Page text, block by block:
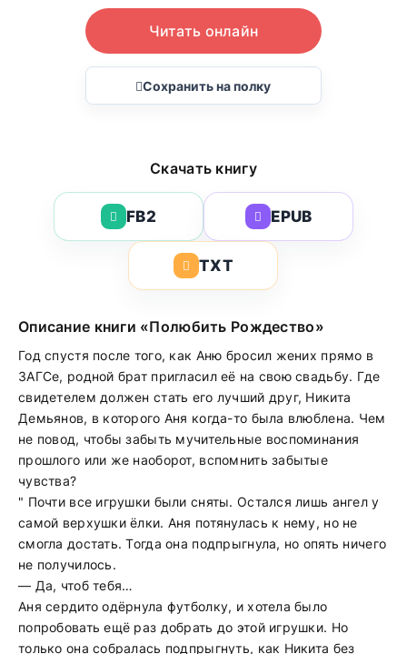
Читать онлайн
Сохранить на полку
Скачать книгу
FB2 EPUB
TXT
Описание книги «Полюбить Рождество»
Год спустя после того, как Аню бросил жених прямо в
ЗАГСе, родной брат пригласил её на свою свадьбу. Где
свидетелем должен стать его лучший друг, Никита
Демьянов, в которого Аня когда-то была влюблена. Чем
не повод, чтобы забыть мучительные воспоминания
прошлого или же наоборот, вспомнить забытые
чувства?
" Почти все игрушки были сняты. Остался лишь ангел у
самой верхушки ёлки. Аня потянулась к нему, но не
смогла достать. Тогда она подпрыгнула, но опять ничего
не получилось.
— Да, чтоб тебя…
Аня сердито одёрнула футболку, и хотела было
попробовать ещё раз добрать до этой игрушки. Но
только она собралась подпрыгнуть, как Никита без